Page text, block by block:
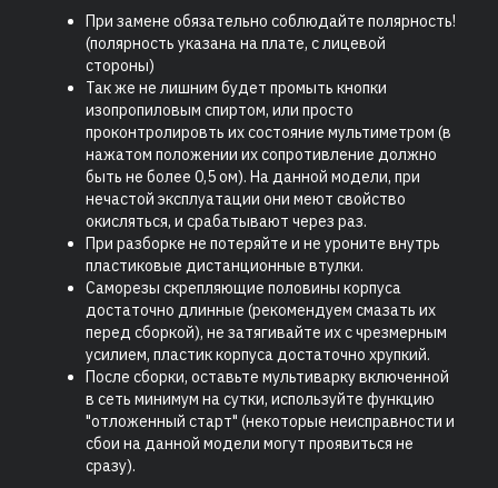
При замене обязательно соблюдайте полярность!
(полярность указана на плате, с лицевой
стороны)
Так же не лишним будет промыть кнопки
изопропиловым спиртом, или просто
проконтролировть их состояние мультиметром (в
нажатом положении их сопротивление должно
быть не более 0,5 ом). На данной модели, при
нечастой эксплуатации они меют свойство
окисляться, и срабатывают через раз.
При разборке не потеряйте и не уроните внутрь
пластиковые дистанционные втулки.
Саморезы скрепляющие половины корпуса
достаточно длинные (рекомендуем смазать их
перед сборкой), не затягивайте их с чрезмерным
усилием, пластик корпуса достаточно хрупкий.
После сборки, оставьте мультиварку включенной
в сеть минимум на сутки, используйте функцию
"отложенный старт" (некоторые неисправности и
сбои на данной модели могут проявиться не
сразу).